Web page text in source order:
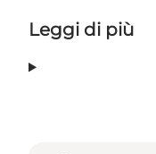
Leggi di più